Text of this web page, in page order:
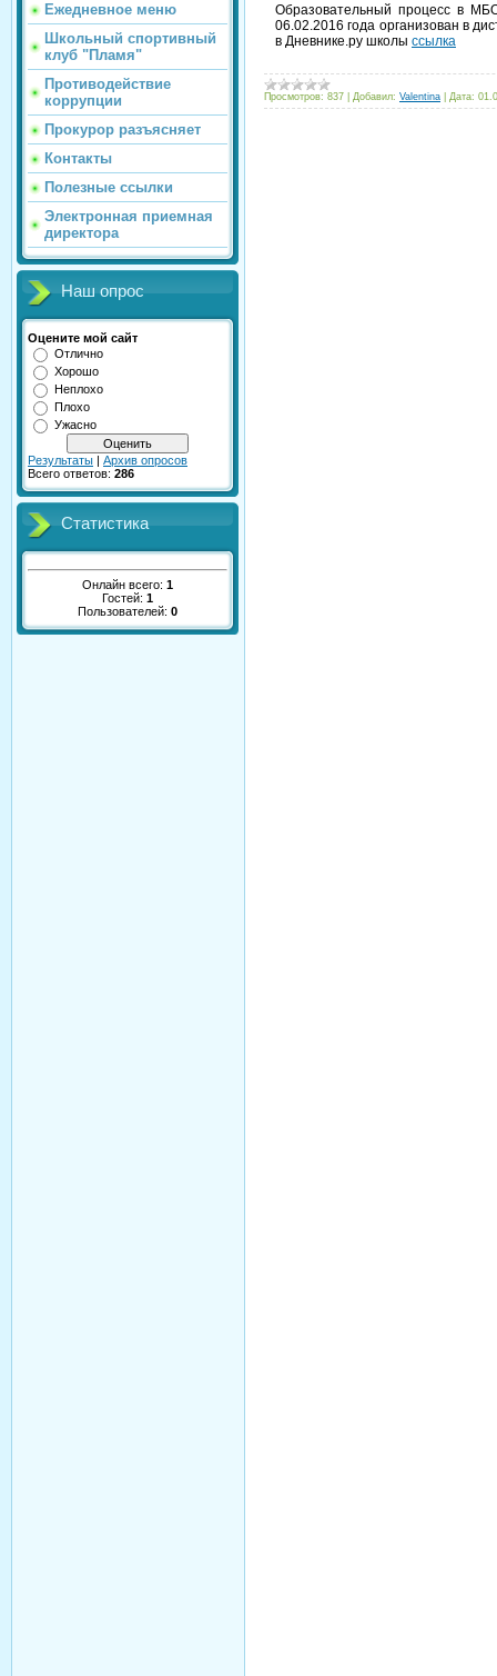
Ежедневное меню
Школьный спортивный
клуб "Пламя"
Противодействие
коррупции
Прокурор разъясняет
Контакты
Полезные ссылки
Электронная приемная
директора
Наш опрос
Оцените мой сайт
Отлично
Хорошо
Неплохо
Плохо
Ужасно
Результаты | Архив опросов
Всего ответов: 286
Статистика
Онлайн всего: 1
Гостей: 1
Пользователей: 0
Образовательный процесс в
06.02.2016 года организован в
в Дневнике.ру школы ссылка
Просмотров: 837 Добавил: Valentina Дата: